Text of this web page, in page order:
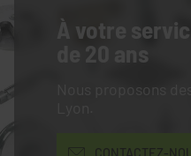
À votre
de 20 ans
Nous proposons